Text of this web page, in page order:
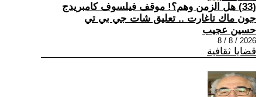
(33) هل الزمن وهم؟! موقف فيلسوف كامبريدج
جون ماك تاغارت .. تعليق شات جي بي تي
حسين عجيب
2026 / 8 / 8
قضايا ثقافية